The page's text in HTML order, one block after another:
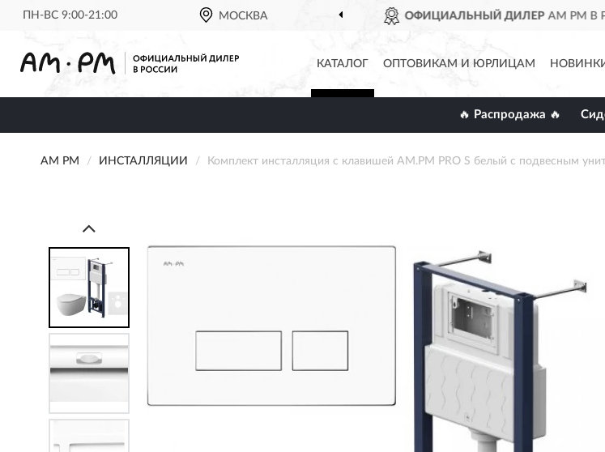
ПН-ВС 9:00-21:00 МОСКВА
ОФИЦИАЛЬНЫЙ ДИЛЕР AM PM В РОССИИ
КАТАЛОГ ОПТОВИКАМ И ЮРЛИЦАМ
🔥 Распродажа 🔥
AM PM ИНСТАЛЛЯЦИИ Комплект инсталляция с клавишей AM.PM PRO S белый с подвесным